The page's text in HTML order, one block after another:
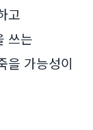
고
쓰는
을 가능성이